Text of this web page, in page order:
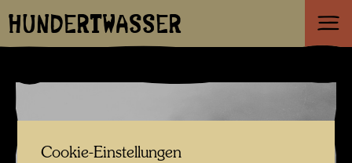
HUNDERTWASSER
Cookie-Einstellungen